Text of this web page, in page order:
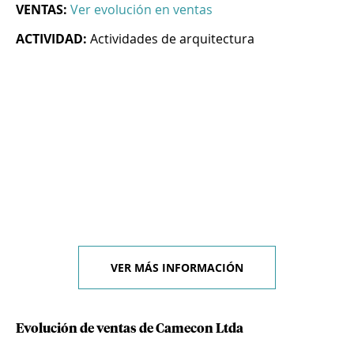
VENTAS: Ver evolución en ventas
ACTIVIDAD: Actividades de arquitectura
VER MÁS INFORMACIÓN
Evolución de ventas de Camecon Ltda